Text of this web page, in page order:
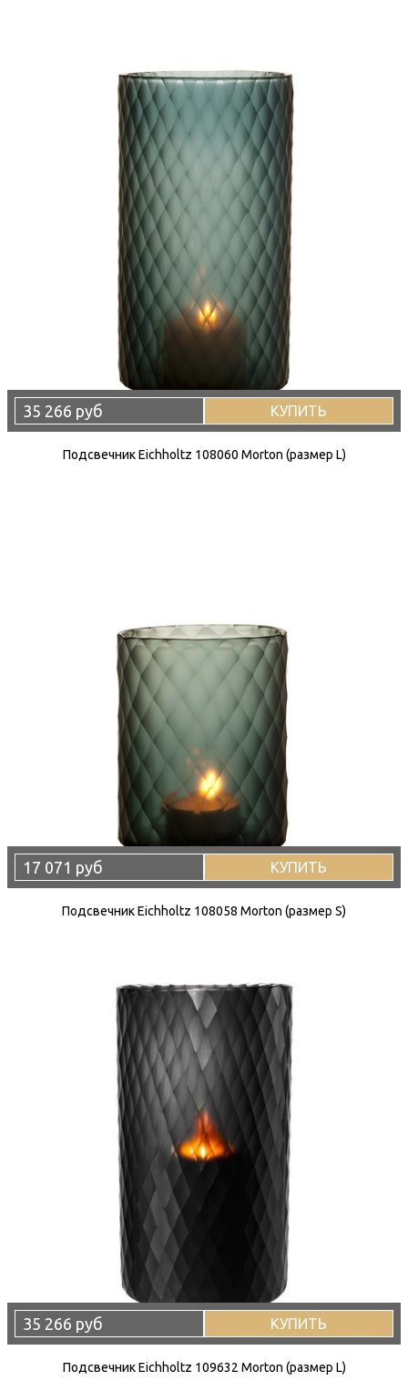
35 266 руб КУПИТЬ
Подсвечник Eichholtz 108060 Morton (размер L)
17 071 руб КУПИТЬ
Подсвечник Eichholtz 108058 Morton (размер S)
35 266 руб КУПИТЬ
Подсвечник Eichholtz 109632 Morton (размер L)